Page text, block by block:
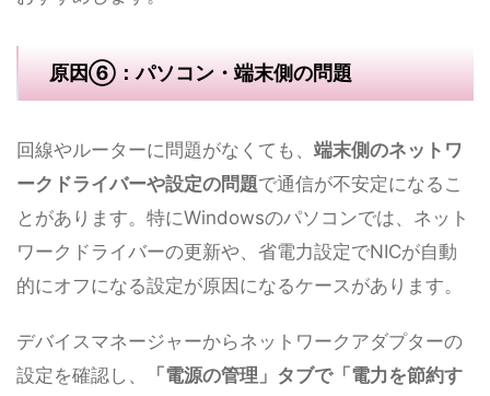
原因⑥：パソコン・端末側の問題
回線やルーターに問題がなくても、 端末側のネットワ
ークドライバーや設定の問題で通信が不安定になるこ
とがあります。特にWindowsのパソコンでは、ネット
ワークドライバーの更新や、省電力設定でNICが自動
的にオフになる設定が原因になるケースがあります。
デバイスマネージャーからネットワークアダプターの
設定を確認し、
「電源の管理」タブで「電力を節約す